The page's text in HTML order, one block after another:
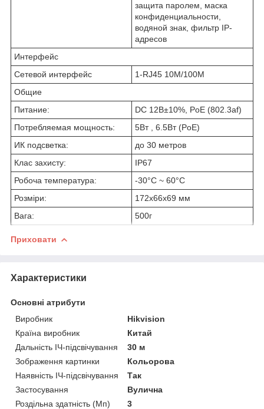
защита паролем, маска
конфиденциальности,
водяной знак, фильтр IP-
адресов
Интерфейс
Сетевой интерфейс
1-RJ45 10M/100M
Общие
Питание:
DC 12В±10%, PoE (802.3af)
Потребляемая мощность:
5Вт , 6.5Вт (PoE)
ИК подсветка:
до 30 метров
Клас захисту:
IP67
Робоча температура:
-30°C ~ 60°C
Розміри:
172x66x69 мм
Вага:
500г
Приховати
Характеристики
Основні атрибути
Виробник
Hikvision
Країна виробник
Китай
Дальність ІЧ-підсвічування
30 м
Зображення картинки
Кольорова
Наявність ІЧ-підсвічування
Так
Застосування
Вулична
Роздільна здатність (Мп)
3